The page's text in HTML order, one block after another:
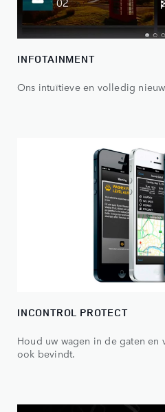
INFOTAINMENT
Ons intuïtieve en volledig
INCONTROL PROTECT
Houd uw wagen in de gaten en
ook bevindt.